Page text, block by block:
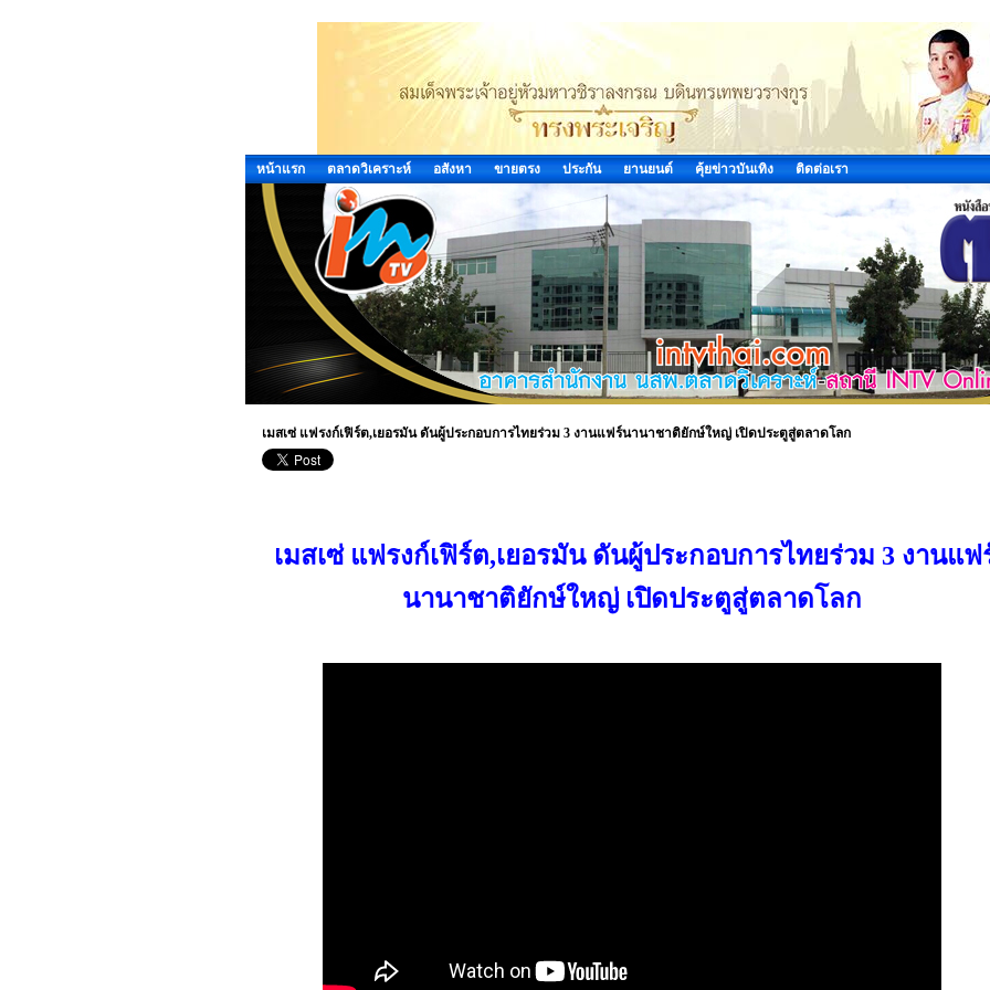
หน้าแรก ตลาดวิเคราะห์ อสังหา ขายตรง ประกัน ยานยนต์ คุ้ยข่าวบันเทิง ติดต่อเรา
เมสเซ่ แฟรงก์เฟิร์ต,เยอรมัน ดันผู้ประกอบการไทยร่วม 3 งานแฟร์นานาชาติยักษ์ใหญ่ เปิดประตูสู่ตลาดโลก
เมสเซ่ แฟรงก์เฟิร์ต,เยอรมัน ดันผู้ประกอบการไทยร่วม 3 งานแฟ
นานาชาติยักษ์ใหญ่ เปิดประตูสู่ตลาดโลก